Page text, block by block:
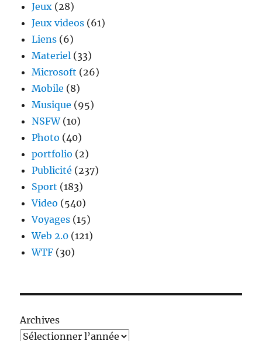
Jeux (28)
Jeux videos (61)
Liens (6)
Materiel (33)
Microsoft (26)
Mobile (8)
Musique (95)
NSFW(10)
Photo (40)
portfolio (2)
Publicité (237)
Sport (183)
Video (540)
Voyages (15)
Web 2.0 (121)
WTF (30)
Archives